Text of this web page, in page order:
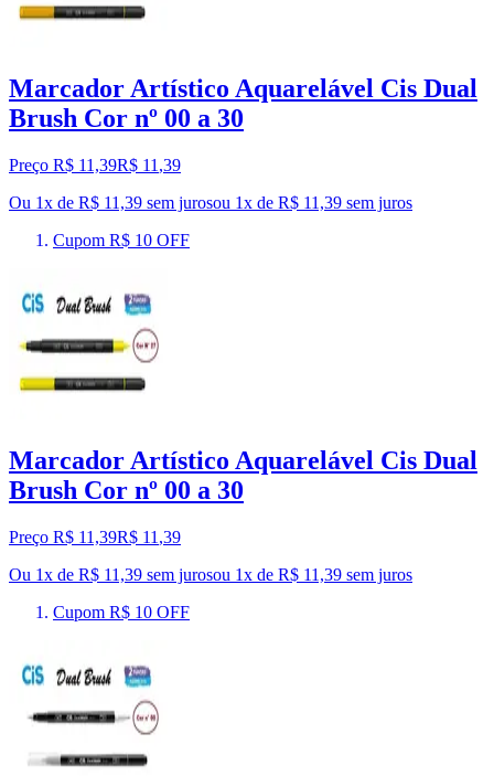
Marcador Artístico Aquarelável Cis Dual
Brush Cor nº 00 a 30
Preço R$ 11,39R$ 11 ,39
Ou 1x de R$ 11,39 sem jurosou 1x de R$ 11,39 sem juros
Cupom R$ 10 OFF
Marcador Artístico Aquarelável Cis Dual
Brush Cor nº 00 a 30
Preço R$ 11,39R$ 11 ,39
Ou 1x de R$ 11,39 sem jurosou 1x de R$ 11,39 sem juros
Cupom R$ 10 OFF